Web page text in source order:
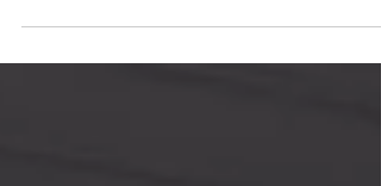
d'excellence.
Cerampiu artisans de la faïence